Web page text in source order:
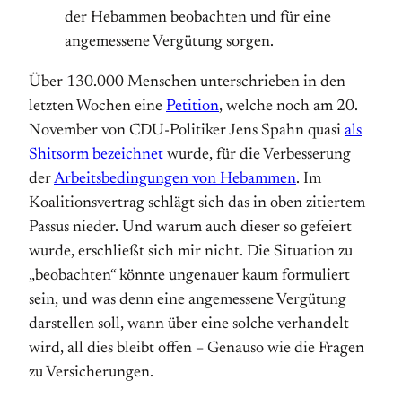
der Hebammen beobachten und für eine
angemessene Vergütung sorgen.
Über 130.000 Menschen unterschrieben in den
letzten Wochen eine Petition, welche noch am 20.
November von CDU-Politiker Jens Spahn quasi als
Shitsorm bezeichnet wurde, für die Verbesserung
derArbeitsbedingungen von Hebammen. Im
Koalitionsvertrag schlägt sich das in oben zitiertem
Passus nieder. Und warum auch dieser so gefeiert
wurde, erschließt sich mir nicht. Die Situation zu
„beobachten“ könnte ungenauer kaum formuliert
sein, und was denn eine angemessene Vergütung
darstellen soll, wann über eine solche verhandelt
wird, all dies bleibt offen – Genauso wie die Fragen
zu Versicherungen.